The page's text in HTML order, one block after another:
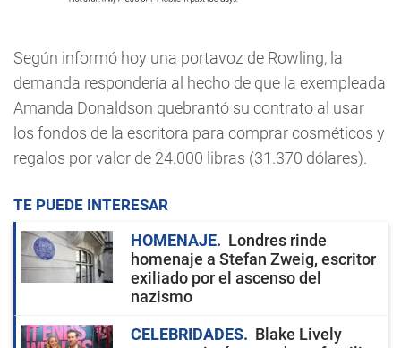
Según informó hoy una portavoz de Rowling, la
demanda respondería al hecho de que la exempleada
Amanda Donaldson quebrantó su contrato al usar
los fondos de la escritora para comprar cosméticos y
regalos por valor de 24.000 libras (31.370 dólares).
TE PUEDE INTERESAR
HOMENAJE
Londres rinde
homenaje a Stefan Zweig, escritor
exiliado por el ascenso del
nazismo
CELEBRIDADES
Blake Lively